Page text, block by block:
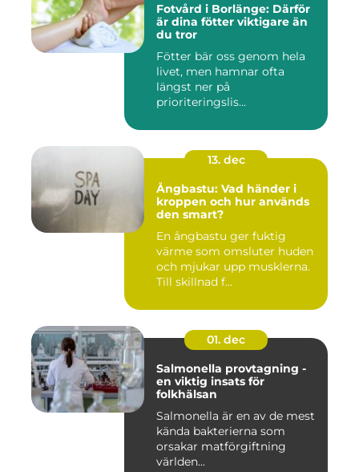
Fotvård i Borlänge: Därför
är dina fötter viktigare än
du tror
Fötter bär oss genom hela
livet, men hamnar ofta
längst ner på
prioriteringslis...
13. dec
Ångbastu: Vad händer i
kroppen och hur används
den smart?
En ångbastu ger fuktig
värme som omsluter huden
och mjukar upp musklerna.
Till skillnad f...
01. dec
Salmonella provtagning -
en viktig insats för
folkhälsan
Salmonella är en av de mest
kända bakterierna som
orsakar matförgiftning
världen...